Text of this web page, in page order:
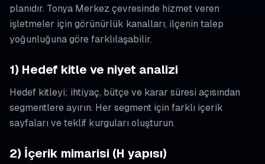
planıdır. Tonya Merkez çevresinde hizmet veren
işletmeler için görünürlük kanalları, ilçenin talep
yoğunluğuna göre farklılaşabilir.
1) Hedef kitle ve niyet analizi
Hedef kitleyi; ihtiyaç, bütçe ve karar süresi açısından
segmentlere ayırın. Her segment için farklı içerik
sayfaları ve teklif kurguları oluşturun.
2) İçerik mimarisi (H yapısı)